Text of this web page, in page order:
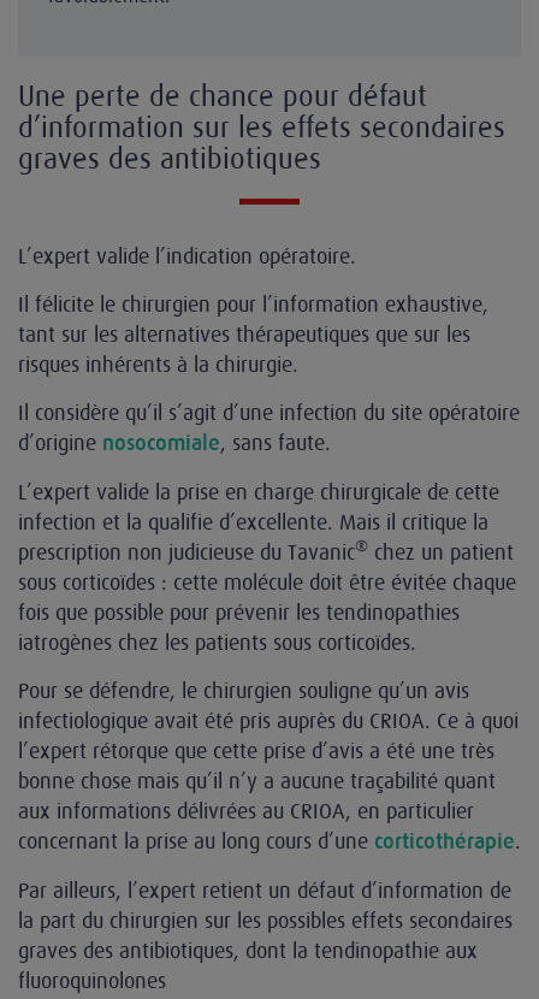
Une perte de chance pour défaut
d’information sur les effets secondaires
graves des antibiotiques
L’expert valide l’indication opératoire.
Il félicite le chirurgien pour l’information exhaustive,
tant sur les alternatives thérapeutiques que sur les
risques inhérents à la chirurgie.
Il considère qu’il s’agit d’une infection du site opératoire
d’origine nosocomiale, sans faute.
L’expert valide la prise en charge chirurgicale de cette
infection et la qualifie d’excellente. Mais il critique la
prescription non judicieuse du Tavanic® chez un patient
sous corticoïdes : cette molécule doit être évitée chaque
fois que possible pour prévenir les tendinopathies
iatrogènes chez les patients sous corticoïdes.
Pour se défendre, le chirurgien souligne qu’un avis
infectiologique avait été pris auprès du CRIOA. Ce à quoi
l’expert rétorque que cette prise d’avis a été une très
bonne chose mais qu’il n’y a aucune traçabilité quant
aux informations délivrées au CRIOA, en particulier
concernant la prise au long cours d’une corticothérapie.
Par ailleurs, l’expert retient un défaut d’information de
la part du chirurgien sur les possibles effets secondaires
graves des antibiotiques, dont la tendinopathie aux
fluoroquinolones